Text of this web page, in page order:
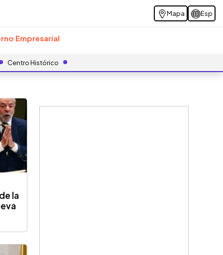
Mapa Esp
Empresarial
Centro Histórico
la